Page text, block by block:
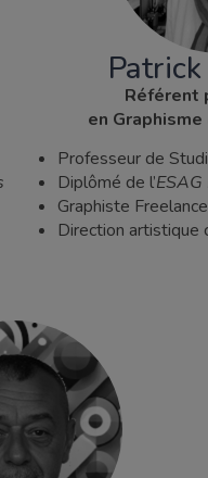
Référent
en
Professeur de
Diplômé de l’
Graphiste Freelance
Direction artistique